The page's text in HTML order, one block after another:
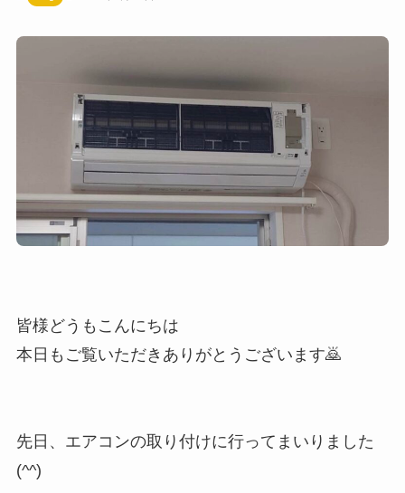
皆様どうもこんにちは
本日もご覧いただきありがとうございます🙇
先日、エアコンの取り付けに行ってまいりました
(^^)